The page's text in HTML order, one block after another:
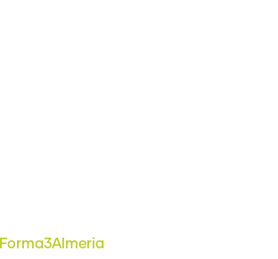
Forma3Almeria